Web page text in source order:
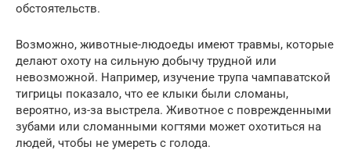
обстоятельств.
Возможно, животные-людоеды имеют травмы, которые
делают охоту на сильную добычу трудной или
невозможной. Например, изучение трупа чампаватской
тигрицы показало, что ее клыки были сломаны,
вероятно, из-за выстрела. Животное с поврежденными
зубами или сломанными когтями может охотиться на
людей, чтобы не умереть с голода.